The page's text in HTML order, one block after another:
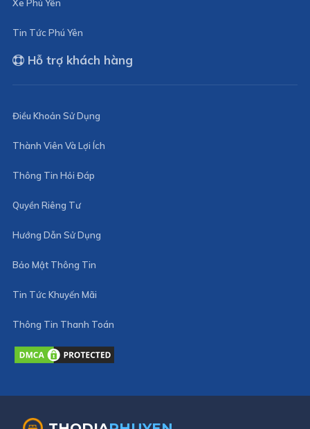
Xe Phú Yên
Tin Tức Phú Yên
Hỗ trợ khách hàng
Điều Khoản Sử Dụng
Thành Viên Và Lợi Ích
Thông Tin Hỏi Đáp
Quyền Riêng Tư
Hướng Dẫn Sử Dụng
Bảo Mật Thông Tin
Tin Tức Khuyến Mãi
Thông Tin Thanh Toán